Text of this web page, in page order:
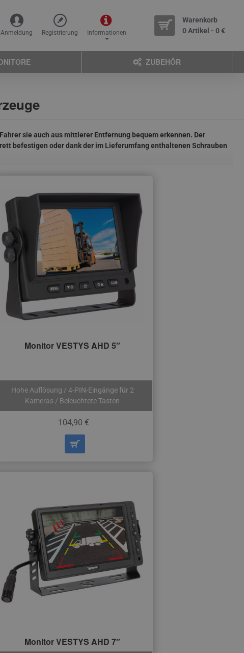
Anmeldung Registrierung Informationen
Warenkorb
0 Artikel - 0 €
ZUBEHÖR
sie auch aus mittlerer Entfernung bequem erkennen. Der
befestigen oder dank der im Lieferumfang enthaltenen Schrauben
Wir bieten Monitore in verschiedenen Größen an. Es stehen
uns angebotenen Monitore anschließen.
Hohe Auflösung / 4-PIN-Eingänge für 2
Kameras / Beleuchtete Tasten
Monitor VESTYS AHD 5″
104,90 €
Monitor VESTYS AHD 7″